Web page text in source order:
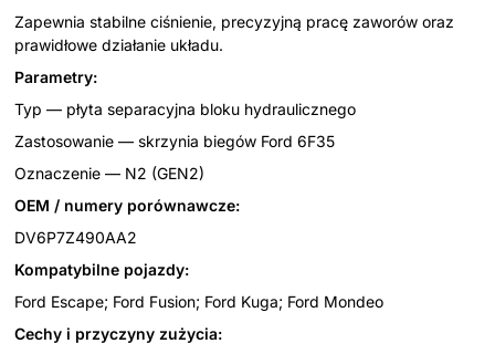
Zapewnia stabilne ciśnienie, precyzyjną pracę zaworów oraz
prawidłowe działanie układu.
Parametry:
Typ — płyta separacyjna bloku hydraulicznego
Zastosowanie — skrzynia biegów Ford 6F35
Oznaczenie — N2 (GEN2)
OEM / numery porównawcze:
DV6P7Z490AA2
Kompatybilne pojazdy:
Ford Escape; Ford Fusion; Ford Kuga; Ford Mondeo
Cechy i przyczyny zużycia: